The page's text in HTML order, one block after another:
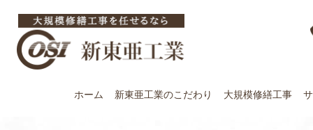
ホーム 新東亜工業のこだわり 大規模修繕工事